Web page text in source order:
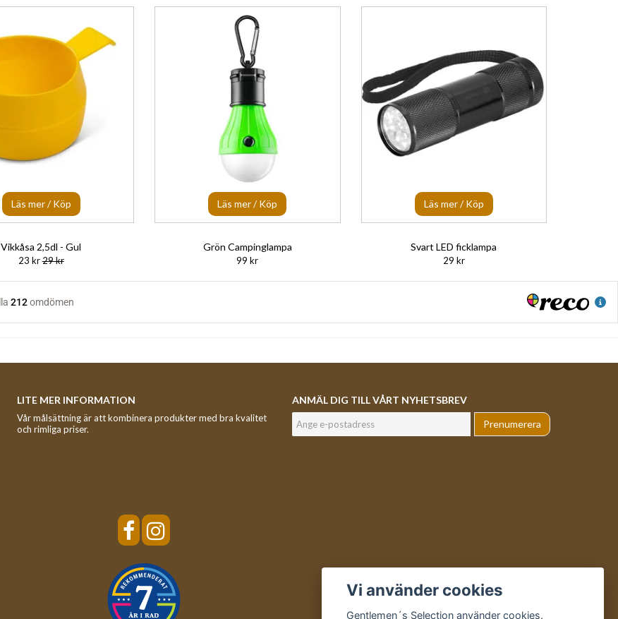
Läs mer / Köp
Vikkåsa 2,5dl - Gul
23 kr29 kr
Läs mer / Köp
Grön Campinglampa
99 kr
Läs mer / Köp
Svart LED ficklampa
29 kr
LITE MER INFORMATION
Vår målsättning är att kombinera produkter med bra kvalitet
och rimliga priser.
ANMÄL DIG TILL VÅRT NYHETSBREV
Prenumerera
Vi använder cookies
Gentlemen´s Selection använder cookies.